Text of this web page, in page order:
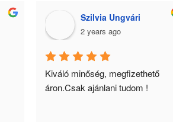
Szilvia Ungvári
2 years ago
Kiváló minőség, megfizethető
áron.Csak ajánlani tudom !